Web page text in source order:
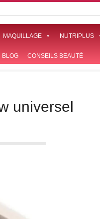
MAQUILLAGE NUTRIPLUS
BLOG CONSEILS BEAUTÉ
universel